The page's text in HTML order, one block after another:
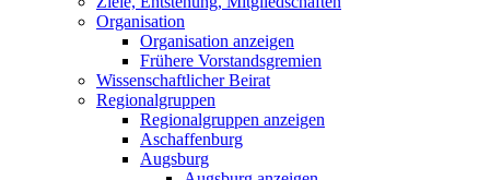
Organisation
Organisation anzeigen
Frühere Vorstandsgremien
Wissenschaftlicher Beirat
Regionalgruppen
Regionalgruppen anzeigen
Aschaffenburg
Augsburg